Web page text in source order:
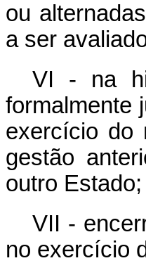
ou
a ser
VI - na
formalmente
exercício do
gestão
outro Estado;
VII -
no exercício